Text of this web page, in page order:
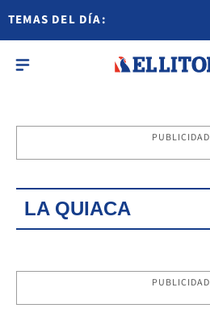
TEMAS DEL DÍA:
PUBLICIDAD
LA QUIACA
PUBLICIDAD